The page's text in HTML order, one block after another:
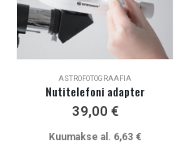
ASTROFOTOGRAAFIA
Nutitelefoni adapter
39,00 €
Kuumakse al. 6,63 €